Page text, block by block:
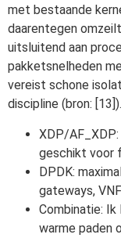
met bestaande
daarentegen
uitsluitend aan
pakketsnelheden
vereist schone
discipline (bron: [13]).
XDP/
geschikt voor
DPDK:
gateways,
Combinatie: Ik
warme paden